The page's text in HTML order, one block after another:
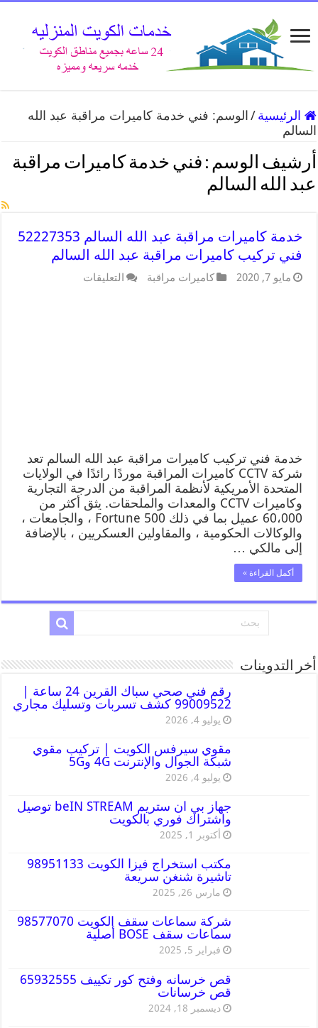
الرئيسية / الوسم: فني خدمة كاميرات مراقبة عبد الله
السالم
أرشيف الوسم : فني خدمة كاميرات مراقبة
عبد الله السالم
خدمة كاميرات مراقبة عبد الله السالم 52227353
فني تركيب كاميرات مراقبة عبد الله السالم
مايو 7, 2020 كاميرات مراقبة التعليقات
خدمة فني تركيب كاميرات مراقبة عبد الله السالم تعد
شركة CCTV كاميرات المراقبة موردًا رائدًا في الولايات
المتحدة الأمريكية لأنظمة المراقبة من الدرجة التجارية
وكاميرات CCTV والمعدات والملحقات. يثق أكثر من
60،000 عميل بما في ذلك Fortune 500 ، والجامعات ،
والوكالات الحكومية ، والمقاولين العسكريين ، بالإضافة
إلى مالكي …
أكمل القراءة »
أخر التدوينات
رقم فني صحي سباك القرين 24 ساعة |
99009522 كشف تسربات وتسليك مجاري
يوليو 4, 2026
مقوي سيرفس الكويت | تركيب مقوي
شبكة الجوال والإنترنت 4G و5G
يوليو 4, 2026
جهاز بي ان ستريم beIN STREAM توصيل
واشتراك فوري بالكويت
أكتوبر 1, 2025
مكتب استخراج فيزا الكويت 98951133
تاشيرة شنغن سريعة
مارس 26, 2025
شركة سماعات سقف الكويت 98577070
سماعات سقف BOSE أصلية
فبراير 5, 2025
قص خرسانه وفتح كور تكييف 65932555
قص خرسانات
ديسمبر 18, 2024